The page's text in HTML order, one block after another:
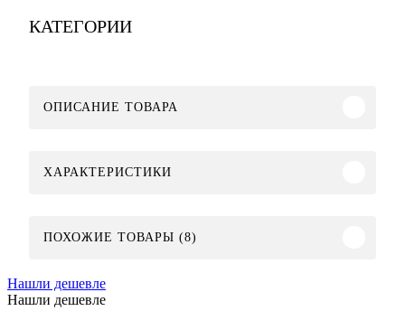
КАТЕГОРИИ
ОПИСАНИЕ ТОВАРА
ХАРАКТЕРИСТИКИ
ПОХОЖИЕ ТОВАРЫ (8)
Нашли дешевле
Нашли дешевле